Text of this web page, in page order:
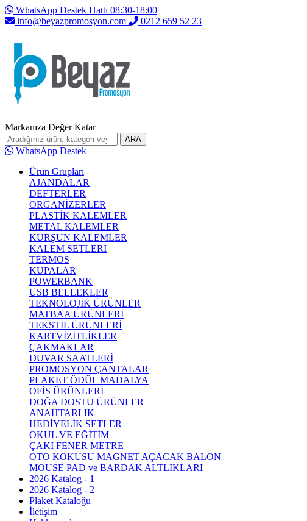
WhatsApp Destek Hattı 08:30-18:00
info@beyazpromosyon.com
0212 659 52 23
Markanıza Değer Katar
ARA
WhatsApp Destek
Ürün Grupları
AJANDALAR
DEFTERLER
ORGANİZERLER
PLASTİK KALEMLER
METAL KALEMLER
KURŞUN KALEMLER
KALEM SETLERİ
TERMOS
KUPALAR
POWERBANK
USB BELLEKLER
TEKNOLOJİK ÜRÜNLER
MATBAA ÜRÜNLERİ
TEKSTİL ÜRÜNLERİ
KARTVİZİTLİKLER
ÇAKMAKLAR
DUVAR SAATLERİ
PROMOSYON ÇANTALAR
PLAKET ÖDÜL MADALYA
OFİS ÜRÜNLERİ
DOĞA DOSTU ÜRÜNLER
ANAHTARLIK
HEDİYELİK SETLER
OKUL VE EĞİTİM
ÇAKI FENER METRE
OTO KOKUSU MAGNET AÇACAK BALON
MOUSE PAD ve BARDAK ALTLIKLARI
2026 Katalog - 1
2026 Katalog - 2
Plaket Kataloğu
İletişim